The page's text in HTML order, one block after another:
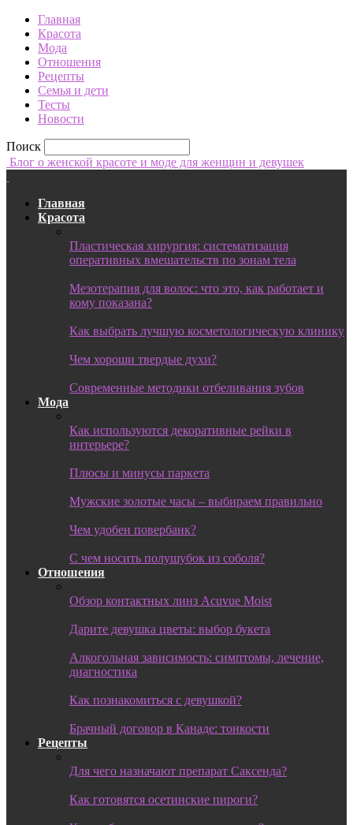
Главная
Красота
Мода
Отношения
Рецепты
Семья и дети
Тесты
Новости
Поиск
Блог о женской красоте и моде для женщин и девушек
Главная
Красота
Пластическая хирургия: систематизация
оперативных вмешательств по зонам тела
Мезотерапия для волос: что это, как работает и
кому показана?
Как выбрать лучшую косметологическую клинику
Чем хороши твердые духи?
Современные методики отбеливания зубов
Мода
Как используются декоративные рейки в
интерьере?
Плюсы и минусы паркета
Мужские золотые часы – выбираем правильно
Чем удобен повербанк?
С чем носить полушубок из соболя?
Отношения
Обзор контактных линз Acuvue Moist
Дарите девушка цветы: выбор букета
Алкогольная зависимость: симптомы, лечение,
диагностика
Как познакомиться с девушкой?
Брачный договор в Канаде: тонкости
Рецепты
Для чего назначают препарат Саксенда?
Как готовятся осетинские пироги?